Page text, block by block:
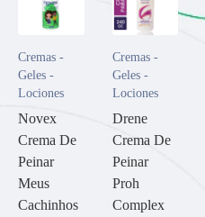
Cremas -
Geles -
Lociones
Novex
Crema De
Peinar
Meus
Cachinhos
Cremas -
Geles -
Lociones
Drene
Crema De
Peinar
Proh
Complex